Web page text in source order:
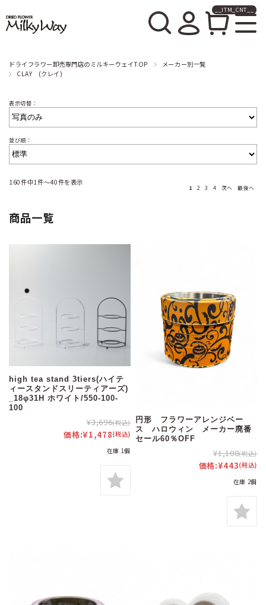
__ITM_CNT__
ドライフラワー卸売専門店のミルキーウェイTOP
メーカー別一覧
CLAY (クレイ)
表示切替：
並び順：
160件中1件～40件を表示
1 2 3 4 次へ 最後へ
商品一覧
high tea stand 3tiers(ハイテ
ィースタンドスリーティアーズ)
_18φ31H ホワイト/550-100-
100
¥3,696(税込)
価格:¥1,478(税込)
在庫 1個
円形 フラワーアレンジベー
ス ハロウィン メーカー廃番
セール60％OFF
¥1,108(税込)
価格:¥443(税込)
在庫 2個